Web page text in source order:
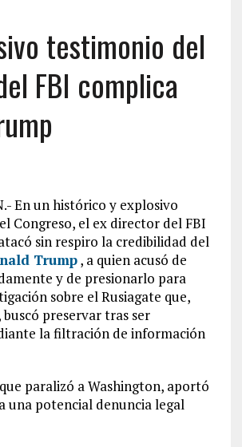
testimonio del
FBI complica
En un histórico y explosivo
Congreso, el ex director del FBI
sin respiro la credibilidad del
Trump, a quien acusó de
y de presionarlo para
sobre el Rusiagate que,
preservar tras ser
la filtración de información
paralizó a Washington, aportó
una potencial denuncia legal